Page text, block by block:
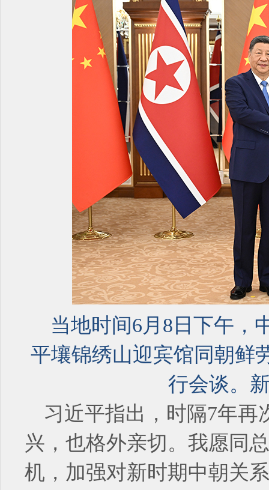
当地时间6月8日下午，
平壤锦绣山迎宾馆同朝鲜
行会谈。
习近平指出，时隔7年再
兴，也格外亲切。我愿同
机，加强对新时期中朝关